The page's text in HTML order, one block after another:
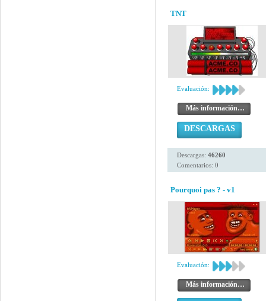
TNT
Evaluación:
Más información…
DESCARGAS
Descargas: 46260
Comentarios: 0
Pourquoi pas ? - v1
Evaluación:
Más información…